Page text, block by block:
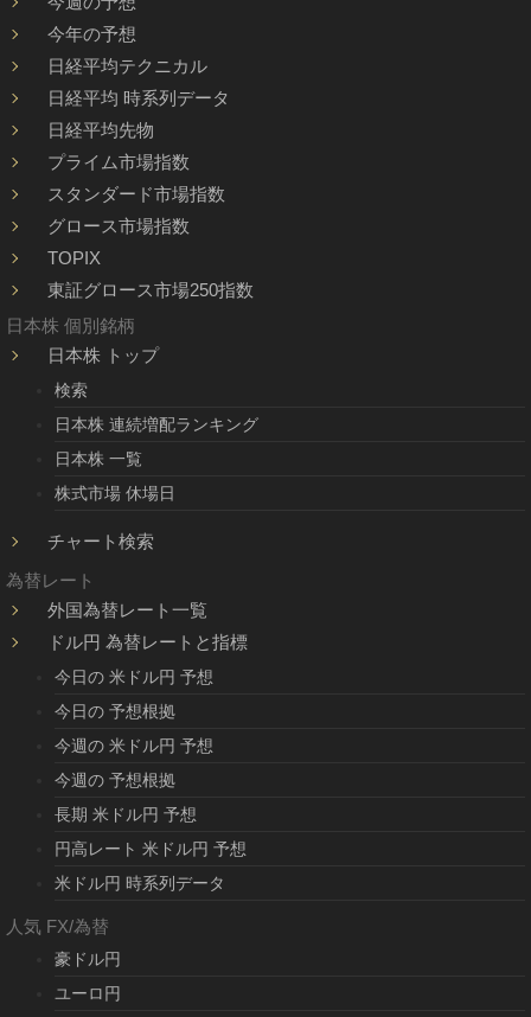
今年の予想
日経平均テクニカル
日経平均 時系列データ
日経平均先物
プライム市場指数
スタンダード市場指数
グロース市場指数
TOPIX
東証グロース市場250指数
日本株 個別銘柄
日本株 トップ
検索
日本株 連続増配ランキング
日本株 一覧
株式市場 休場日
チャート検索
為替レート
外国為替レート一覧
ドル円 為替レートと指標
今日の 米ドル円 予想
今日の 予想根拠
今週の 米ドル円 予想
今週の 予想根拠
長期 米ドル円 予想
円高レート 米ドル円 予想
米ドル円 時系列データ
人気 FX/為替
豪ドル円
ユーロ円